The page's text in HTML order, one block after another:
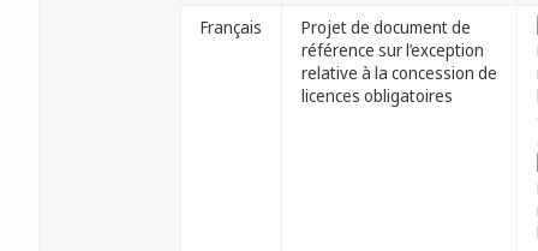
Français
Projet de document de
référence sur l’exception
relative à la concession de
licences obligatoires